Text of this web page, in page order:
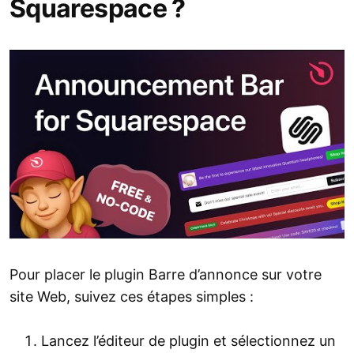
Squarespace ?
Pour placer le plugin Barre d’annonce sur votre
site Web, suivez ces étapes simples :
Lancez l’éditeur de plugin et sélectionnez un